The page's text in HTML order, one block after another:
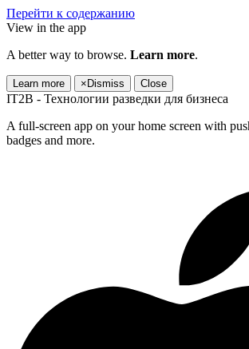
Перейти к содержанию
View in the app
A better way to browse. Learn more.
Learn more × Dismiss Close
IT2B - Технологии разведки для бизнеса
A full-screen app on your home screen with
badges and more.